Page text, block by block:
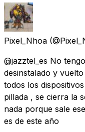
Pixel_Nhoa
@jazztel_es No
desinstalado y
todos los
pillada , se cierra la
nada porque sale
es de este año